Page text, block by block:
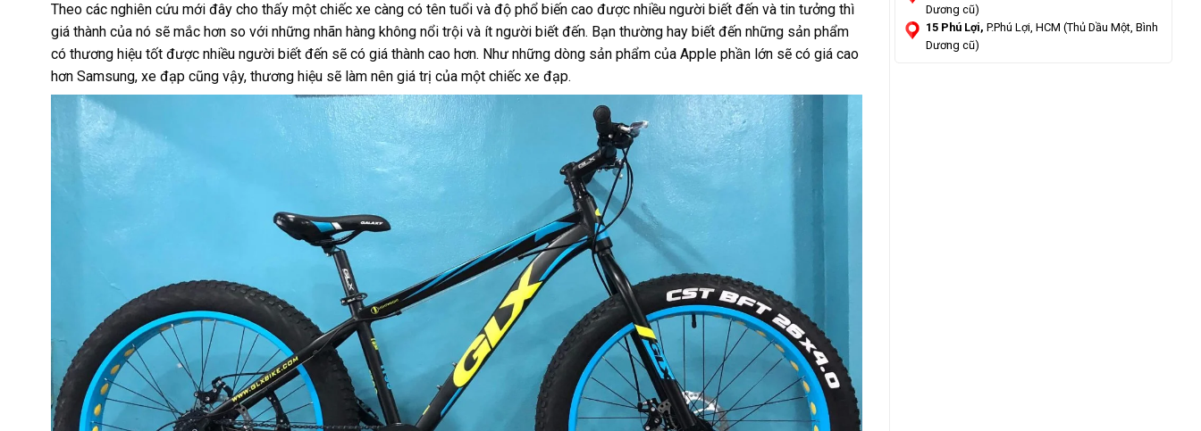
Theo các nghiên cứu mới đây cho thấy một chiếc xe càng có tên tuổi và độ phổ biến cao được nhiều người biết đến và tin tưởng thì
giá thành của nó sẽ mắc hơn so với những nhãn hàng không nổi trội và ít người biết đến. Bạn thường hay biết đến những sản phẩm
có thương hiệu tốt được nhiều người biết đến sẽ có giá thành cao hơn. Như những dòng sản phẩm của Apple phần lớn sẽ có giá cao
hơn Samsung, xe đạp cũng vậy, thương hiệu sẽ làm nên giá trị của một chiếc xe đạp.
Dương cũ)
15 Phú Lợi, P.Phú Lợi, HCM (Thủ Dầu Một, Bình
Dương cũ)